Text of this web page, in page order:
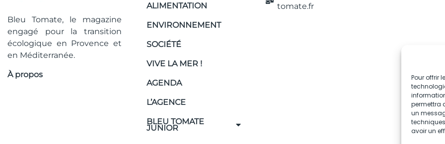
Pour offrir
permettra
un
avoir un
Bleu Tomate, le magazine
engagé pour la transition
écologique en Provence et
en Méditerranée.
À propos
ALIMENTATION
ENVIRONNEMENT
SOCIÉTÉ
VIVE LA MER !
AGENDA
L’AGENCE
BLEU TOMATE
JUNIOR
tomate.fr